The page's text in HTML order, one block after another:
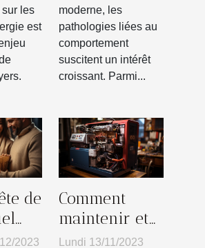
les
est
sur les
familles
moderne, les
pathologies liées au
comportement
suscitent un intérêt
croissant. Parmi...
de
2023
Comment
maintenir et
réparer votre
Lundi 13/11/2023